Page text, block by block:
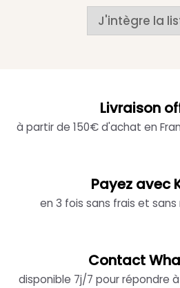
J'intègre la
Livraison
à partir de 150€ d'achat en
Payez avec
en 3 fois sans frais et
Contact
disponible 7j/7 pour répondre